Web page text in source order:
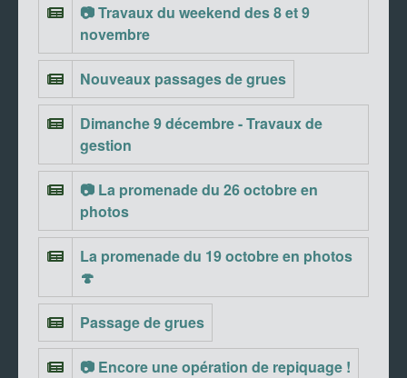
📷 Travaux du weekend des 8 et 9
novembre
Nouveaux passages de grues
Dimanche 9 décembre - Travaux de
gestion
📷 La promenade du 26 octobre en
photos
La promenade du 19 octobre en photos
🍄
Passage de grues
📷 Encore une opération de repiquage !